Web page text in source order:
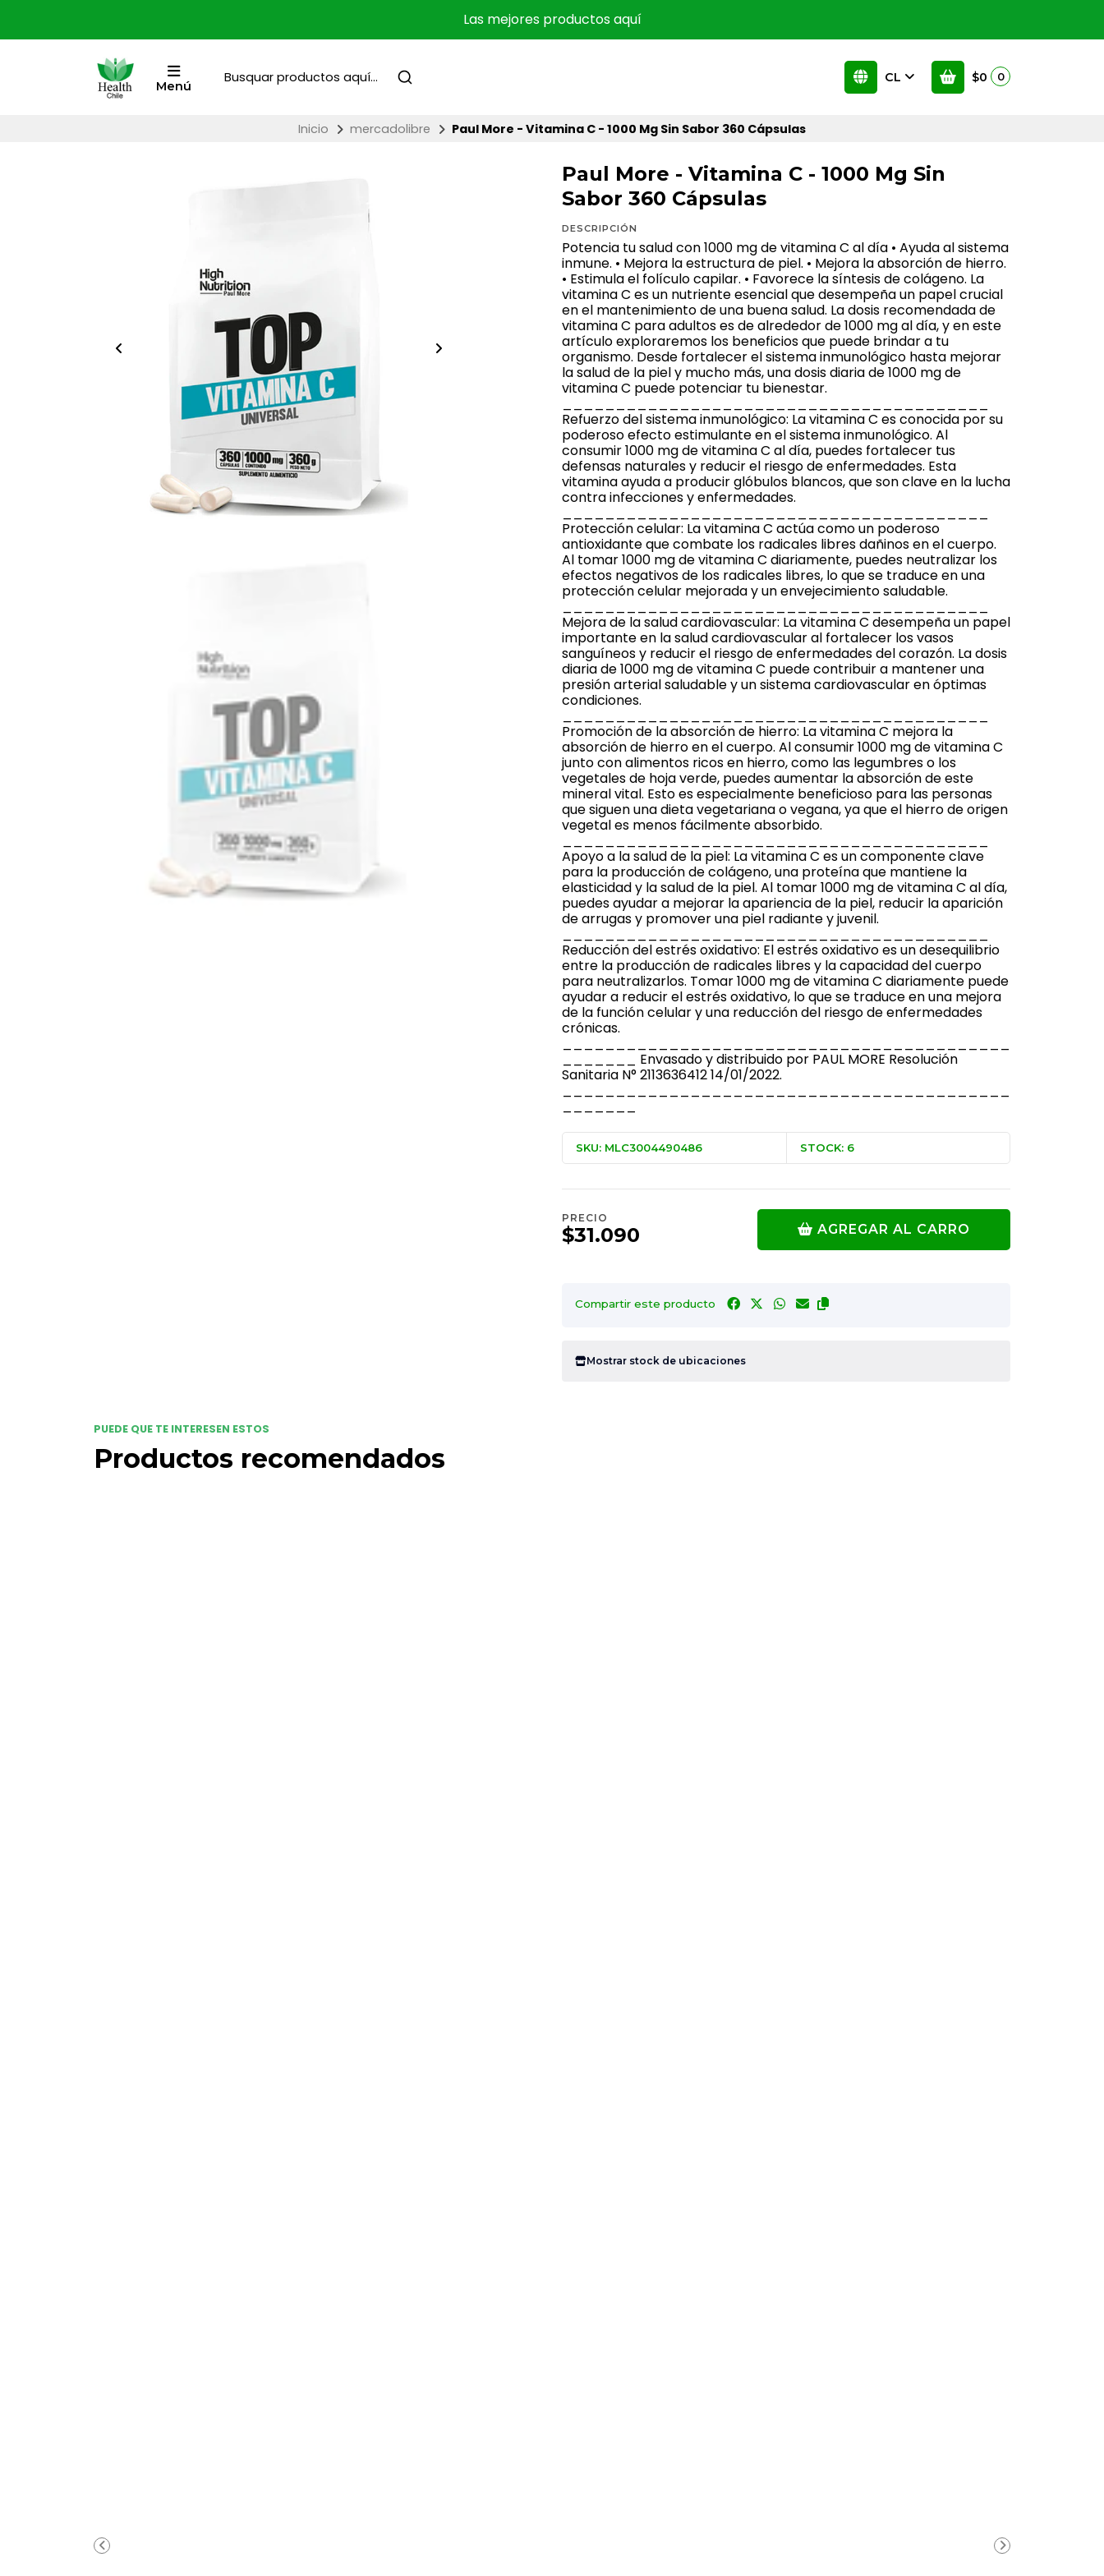
Las mejores productos aquí
Menú
CL $0 0
Inicio mercadolibre Paul More - Vitamina C - 1000 Mg Sin Sabor 360 Cápsulas
Paul More - Vitamina C - 1000 Mg Sin
Sabor 360 Cápsulas
DESCRIPCIÓN
Potencia tu salud con 1000 mg de vitamina C al día • Ayuda al sistema
inmune. • Mejora la estructura de piel. • Mejora la absorción de hierro.
• Estimula el folículo capilar. • Favorece la síntesis de colágeno. La
vitamina C es un nutriente esencial que desempeña un papel crucial
en el mantenimiento de una buena salud. La dosis recomendada de
vitamina C para adultos es de alrededor de 1000 mg al día, y en este
artículo exploraremos los beneficios que puede brindar a tu
organismo. Desde fortalecer el sistema inmunológico hasta mejorar
la salud de la piel y mucho más, una dosis diaria de 1000 mg de
vitamina C puede potenciar tu bienestar.
Refuerzo del sistema inmunológico: La vitamina C es conocida por su
poderoso efecto estimulante en el sistema inmunológico. Al
consumir 1000 mg de vitamina C al día, puedes fortalecer tus
defensas naturales y reducir el riesgo de enfermedades. Esta
vitamina ayuda a producir glóbulos blancos, que son clave en la lucha
contra infecciones y enfermedades.
Protección celular: La vitamina C actúa como un poderoso
antioxidante que combate los radicales libres dañinos en el cuerpo.
Al tomar 1000 mg de vitamina C diariamente, puedes neutralizar los
efectos negativos de los radicales libres, lo que se traduce en una
protección celular mejorada y un envejecimiento saludable.
Mejora de la salud cardiovascular: La vitamina C desempeña un papel
importante en la salud cardiovascular al fortalecer los vasos
sanguíneos y reducir el riesgo de enfermedades del corazón. La dosis
diaria de 1000 mg de vitamina C puede contribuir a mantener una
presión arterial saludable y un sistema cardiovascular en óptimas
condiciones.
Promoción de la absorción de hierro: La vitamina C mejora la
absorción de hierro en el cuerpo. Al consumir 1000 mg de vitamina C
junto con alimentos ricos en hierro, como las legumbres o los
vegetales de hoja verde, puedes aumentar la absorción de este
mineral vital. Esto es especialmente beneficioso para las personas
que siguen una dieta vegetariana o vegana, ya que el hierro de origen
vegetal es menos fácilmente absorbido.
Apoyo a la salud de la piel: La vitamina C es un componente clave
para la producción de colágeno, una proteína que mantiene la
elasticidad y la salud de la piel. Al tomar 1000 mg de vitamina C al día,
puedes ayudar a mejorar la apariencia de la piel, reducir la aparición
de arrugas y promover una piel radiante y juvenil.
Reducción del estrés oxidativo: El estrés oxidativo es un desequilibrio
entre la producción de radicales libres y la capacidad del cuerpo
para neutralizarlos. Tomar 1000 mg de vitamina C diariamente puede
ayudar a reducir el estrés oxidativo, lo que se traduce en una mejora
de la función celular y una reducción del riesgo de enfermedades
crónicas.
_______ Envasado y distribuido por PAUL MORE Resolución
Sanitaria N° 2113636412 14/01/2022.
SKU: MLC3004490486 STOCK: 6
PRECIO
$31.090 AGREGAR AL CARRO
Compartir este producto
Mostrar stock de ubicaciones
PUEDE QUE TE INTERESEN ESTOS
Productos recomendados